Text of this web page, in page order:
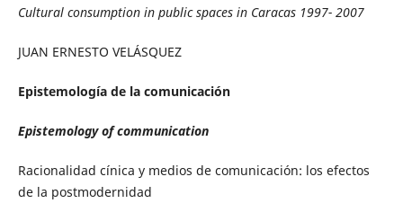
Cultural consumption in public spaces in Caracas 1997- 2007
JUAN ERNESTO VELÁSQUEZ
Epistemología de la comunicación
Epistemology of communication
Racionalidad cínica y medios de comunicación: los efectos
de la postmodernidad